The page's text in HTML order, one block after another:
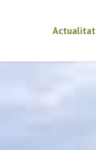
Actualitat